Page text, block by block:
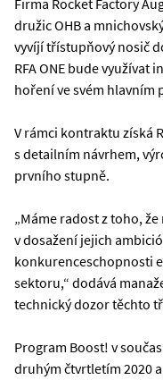
Firma Rocket Factory
družic OHB a
vyvíjí třístupňový nosič
RFA ONE bude
hoření ve svém hlavním
V rámci kontraktu získá
s detailním návrhem,
prvního stupně.
„Máme radost z toho,
v dosažení jejich
konkurenceschopnosti
sektoru,“ dodává
technický dozor těchto
Program Boost! v
druhým čtvrtletím 2020